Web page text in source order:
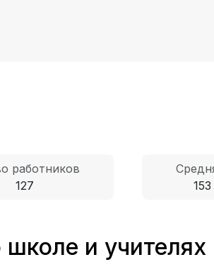
работников
127
и учителях